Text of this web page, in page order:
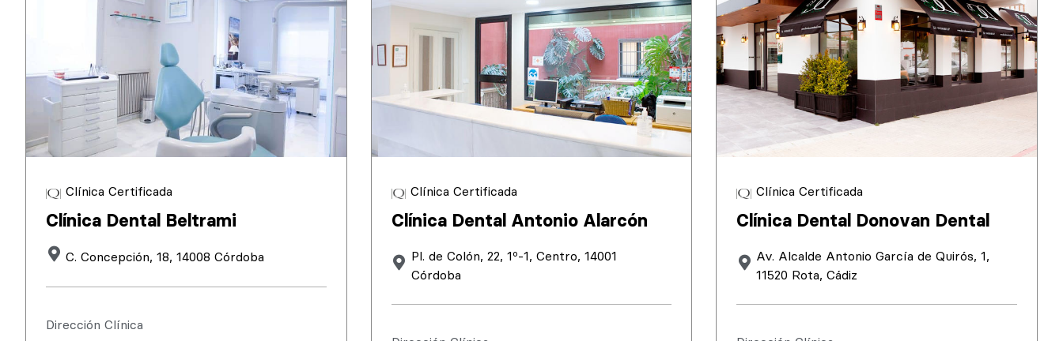
Clínica Certificada
Clínica Dental Beltrami
C. Concepción, 18, 14008 Córdoba
Dirección Clínica
Clínica Certificada
Clínica Dental Antonio Alarcón
Pl. de Colón, 22, 1º-1, Centro, 14001
Córdoba
Clínica Certificada
Clínica Dental Donovan Dental
Av. Alcalde Antonio García de Quirós, 1,
11520 Rota, Cádiz